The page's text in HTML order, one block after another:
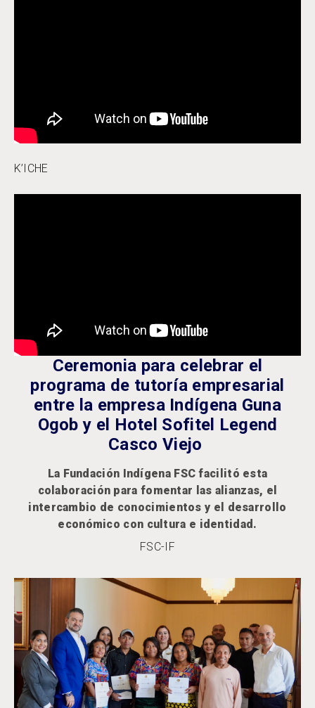
K’ICHE
Ceremonia para celebrar el
programa de tutoría empresarial
entre la empresa Indígena Guna
Ogob y el Hotel Sofitel Legend
Casco Viejo
La Fundación Indígena FSC facilitó esta
colaboración para fomentar las alianzas, el
intercambio de conocimientos y el desarrollo
económico con cultura e identidad.
FSC-IF